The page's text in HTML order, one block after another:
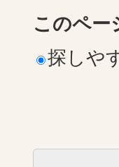
このペー
探しや